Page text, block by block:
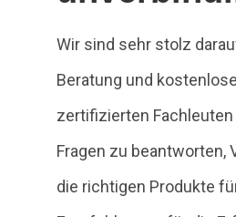
Wir sind sehr stolz
Beratung und
zertifizierten
Fragen zu beantworten,
die richtigen Produkte